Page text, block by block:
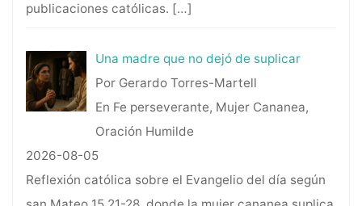
publicaciones católicas. […]
Una madre que no dejó de suplicar
Por Gerardo Torres-Martell
En Fe perseverante, Mujer Cananea,
Oración Humilde
2026-08-05
Reflexión católica sobre el Evangelio del día según